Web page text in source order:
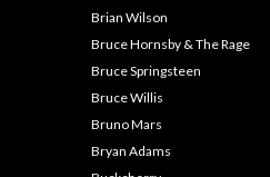
Brian Wilson
Bruce Hornsby & The Rage
Bruce Springsteen
Bruce Willis
Bruno Mars
Bryan Adams